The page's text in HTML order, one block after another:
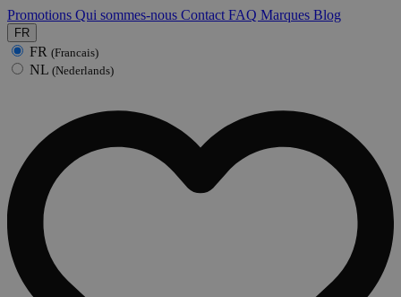
Promotions Qui sommes-nous Contact FAQ Marques Blog
FR
FR (Francais)
NL (Nederlands)